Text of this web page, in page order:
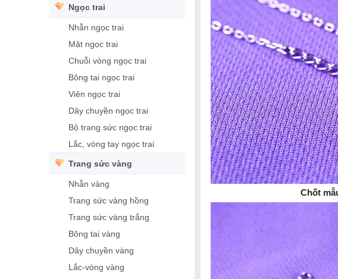
Ngọc trai
Nhẫn ngọc trai
Mặt ngọc trai
Chuỗi vòng ngọc trai
Bông tai ngọc trai
Viên ngọc trai
Dây chuyền ngọc trai
Bộ trang sức ngọc trai
Lắc, vòng tay ngọc trai
Trang sức vàng
Nhẫn vàng
Trang sức vàng hồng
Trang sức vàng trắng
Bông tai vàng
Dây chuyền vàng
Lắc-vòng vàng
Chốt